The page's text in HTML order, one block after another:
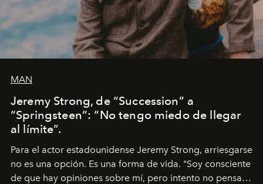
MAN
Jeremy Strong, de “Succession” a
“Springsteen”: “No tengo miedo de llegar
al límite”.
Para el actor estadounidense Jeremy Strong, arriesgarse
no es una opción. Es una forma de vida. "Soy consciente
de que hay opiniones sobre mí, pero intento no pensar